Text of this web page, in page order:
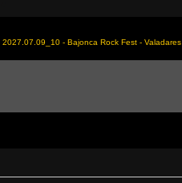
2027.07.09_10 - Bajonca Rock Fest -